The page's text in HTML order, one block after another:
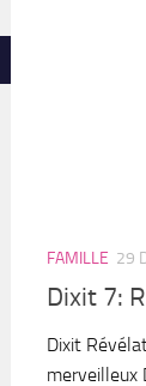
FAMILLE 29
Dixit 7:
Dixit
merveilleux